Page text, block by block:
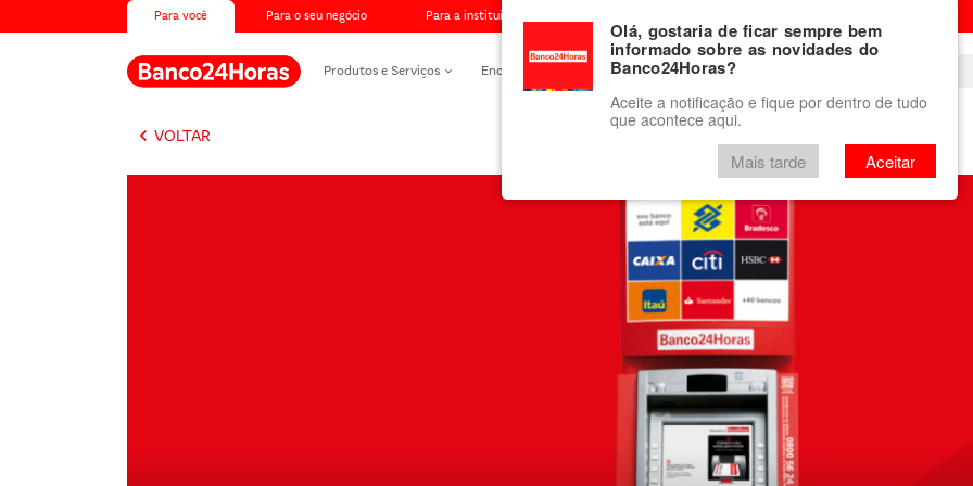
Para você Para o seu negócio Para a instituição financeira
Produtos e Serviços Encontre um Banco24Horas Blog
Banco24Horas max mini Banco24Horas
keyboard_arrow_left VOLTAR
Olá, gostaria de ficar sempre bem
informado sobre as novidades do
Banco24Horas?
Aceite a notificação e fique por dentro de tudo
que acontece aqui.
Mais tarde Aceitar